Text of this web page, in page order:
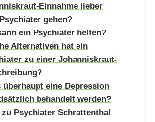
Einnahme lieber
gehen?
ein Psychiater helfen?
Alternativen hat ein
zu einer Johanniskraut-
überhaupt eine Depression
behandelt werden?
zu Psychiater Schrattenthal